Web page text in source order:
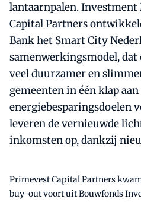
lantaarnpalen.
Capital Partners
Bank het Smart City
samenwerkingsmodel,
veel duurzamer en
gemeenten in één klap aan
energiebesparingsdoelen
leveren de vernieuwde
inkomsten op, dankzij
Primevest Capital Partners
buy-out voort uit Bouwfonds